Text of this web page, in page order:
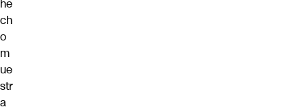
he
ch
o
m
ue
str
a